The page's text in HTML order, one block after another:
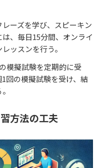
ーズを学び、スピーキン
、毎日15分間、オンライ
ッスンを行う。
模擬試験を定期的に受
回の模擬試験を受け、結
方法の工夫